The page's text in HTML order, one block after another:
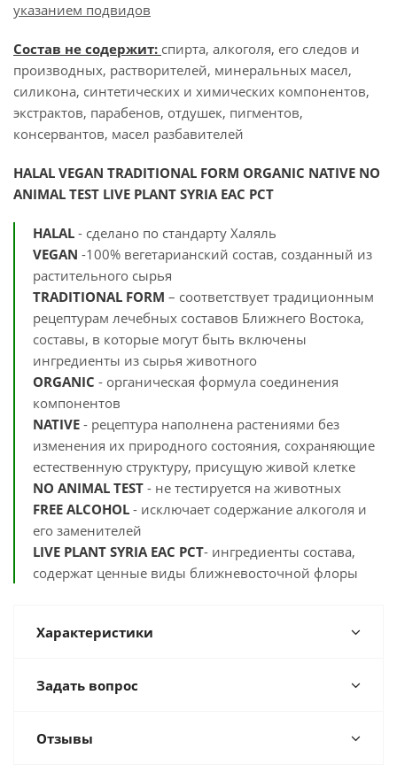
указанием подвидов
Состав не содержит: спирта, алкоголя, его следов и
производных, растворителей, минеральных масел,
силикона, синтетических и химических компонентов,
экстрактов, парабенов, отдушек, пигментов,
консервантов, масел разбавителей
HALAL VEGAN TRADITIONAL FORM ORGANIC NATIVE NO
ANIMAL TEST LIVE PLANT SYRIA EАС РСТ
HALAL - сделано по стандарту Халяль
VEGAN -100% вегетарианский состав, созданный из
растительного сырья
TRADITIONAL FORM – соответствует традиционным
рецептурам лечебных составов Ближнего Востока,
составы, в которые могут быть включены
ингредиенты из сырья животного
ORGANIC - органическая формула соединения
компонентов
NATIVE - рецептура наполнена растениями без
изменения их природного состояния, сохраняющие
естественную структуру, присущую живой клетке
NO ANIMAL TEST - не тестируется на животных
FREE ALCOHOL - исключает содержание алкоголя и
его заменителей
LIVE PLANT SYRIA EАС РСТ- ингредиенты состава,
содержат ценные виды ближневосточной флоры
Характеристики
Задать вопрос
Отзывы